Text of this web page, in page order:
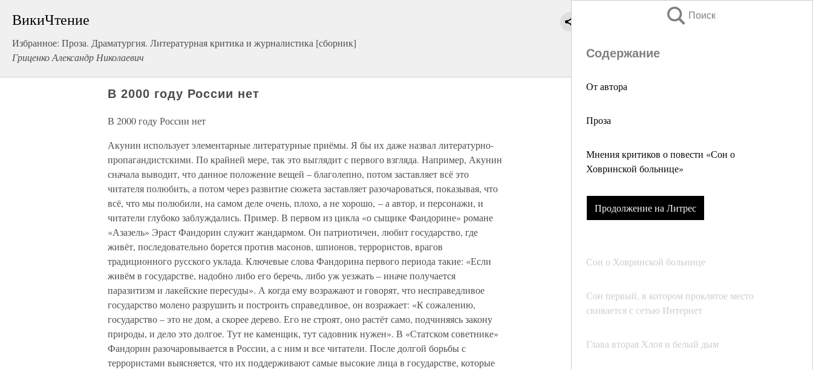
ВикиЧтение
Избранное: Проза. Драматургия. Литературная критика и журналистика [сборник]
Гриценко Александр Николаевич
Поиск
Содержание
От автора
Проза
Мнения критиков о повести «Сон о
Ховринской больнице»
Продолжение на Литрес
Сон о Ховринской больнице
Сон первый, в котором проклятое место
свивается с сетью Интернет
Глава вторая Хлоя и белый дым
В 2000 году России нет
В 2000 году России нет
Акунин использует элементарные литературные приёмы. Я бы их даже назвал литературно-
пропагандистскими. По крайней мере, так это выглядит с первого взгляда. Например, Акунин
сначала выводит, что данное положение вещей – благолепно, потом заставляет всё это
читателя полюбить, а потом через развитие сюжета заставляет разочароваться, показывая, что
всё, что мы полюбили, на самом деле очень, плохо, а не хорошо, – а автор, и персонажи, и
читатели глубоко заблуждались. Пример. В первом из цикла «о сыщике Фандорине» романе
«Азазель» Эраст Фандорин служит жандармом. Он патриотичен, любит государство, где
живёт, последовательно борется против масонов, шпионов, террористов, врагов
традиционного русского уклада. Ключевые слова Фандорина первого периода такие: «Если
живём в государстве, надобно либо его беречь, либо уж уезжать – иначе получается
паразитизм и лакейские пересуды». А когда ему возражают и говорят, что несправедливое
государство молено разрушить и построить справедливое, он возражает: «К сожалению,
государство – это не дом, а скорее дерево. Его не строят, оно растёт само, подчиняясь закону
природы, и дело это долгое. Тут не каменщик, тут садовник нужен». В «Статском советнике»
Фандорин разочаровывается в России, а с ним и все читатели. После долгой борьбы с
террористами выясняется, что их поддерживают самые высокие лица в государстве, которые